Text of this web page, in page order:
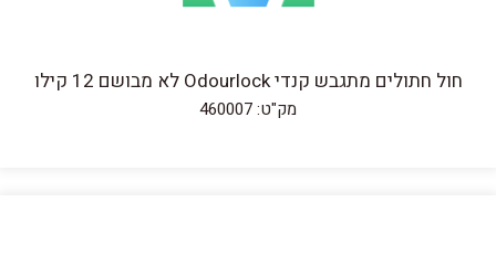
חול חתולים מתגבש קנדי Odourlock לא מבושם 12 קילו
מק"ט: 460007